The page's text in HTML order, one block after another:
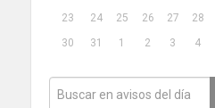
23
24 25 26 27 28
30
31 1 2 3 4